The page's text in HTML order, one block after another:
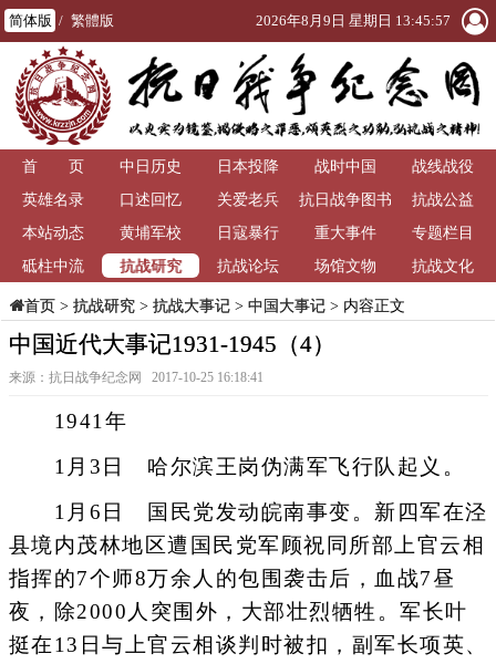
简体版 / 繁體版 2026年8月9日 星期日 13:45:59
首 页 中日历史 日本投降 战时中国
战线战役
英雄名录
口述回忆 关爱老兵
抗日战争图书
馆
抗战公益
本站动态
黄埔军校 日寇暴行 重大事件
专题栏目
砥柱中流
抗战研究 抗战论坛 场馆文物 抗战文化
首页> 抗战研究> 抗战大事记> 中国大事记> 内容正文
中国近代大事记1931-1945（4）
来源：抗日战争纪念网 2017-10-25 16:18:41
1941年
1月3日 哈尔滨王岗伪满军飞行队起义。
1月6日 国民党发动皖南事变。新四军在泾
县境内茂林地区遭国民党军顾祝同所部上官云相
指挥的7个师8万余人的包围袭击后，血战7昼
夜，除2000人突围外，大部壮烈牺牲。军长叶
挺在13日与上官云相谈判时被扣，副军长项英、